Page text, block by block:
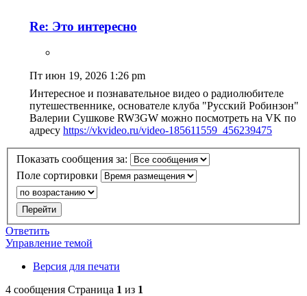
Re: Это интересно
Пт июн 19, 2026 1:26 pm
Интересное и познавательное видео о радиолюбителе
путешественнике, основателе клуба "Русский Робинзон"
Валерии Сушкове RW3GW можно посмотреть на VK по
адресу https://vkvideo.ru/video-185611559_456239475
Показать сообщения за:
Поле сортировки
Ответить
Управление темой
Версия для печати
4 сообщения Страница 1 из 1